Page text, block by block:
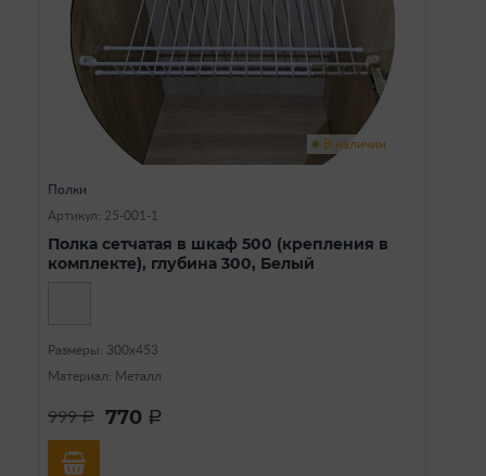
В наличии
Полки
Артикул: 25-001-1
Полка сетчатая в шкаф 500 (крепления в
комплекте), глубина 300, Белый
Размеры: 300х453
Материал: Металл
999a 770 a